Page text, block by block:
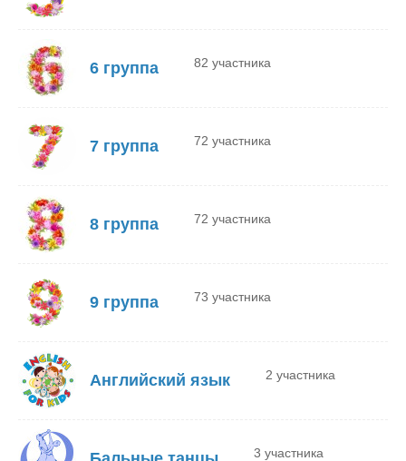
6 группа 82 участника
7 группа 72 участника
8 группа 72 участника
9 группа 73 участника
Английский язык 2 участника
3 участника